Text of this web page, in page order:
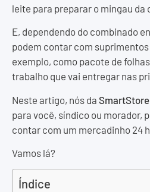
leite para preparar o mingau da
E, dependendo do combinado
podem contar com
exemplo, como pacote de
trabalho que vai entregar nas
Neste artigo, nós da SmartStore
para você, síndico ou morador,
contar com um mercadinho 24
Vamos lá?
Índice